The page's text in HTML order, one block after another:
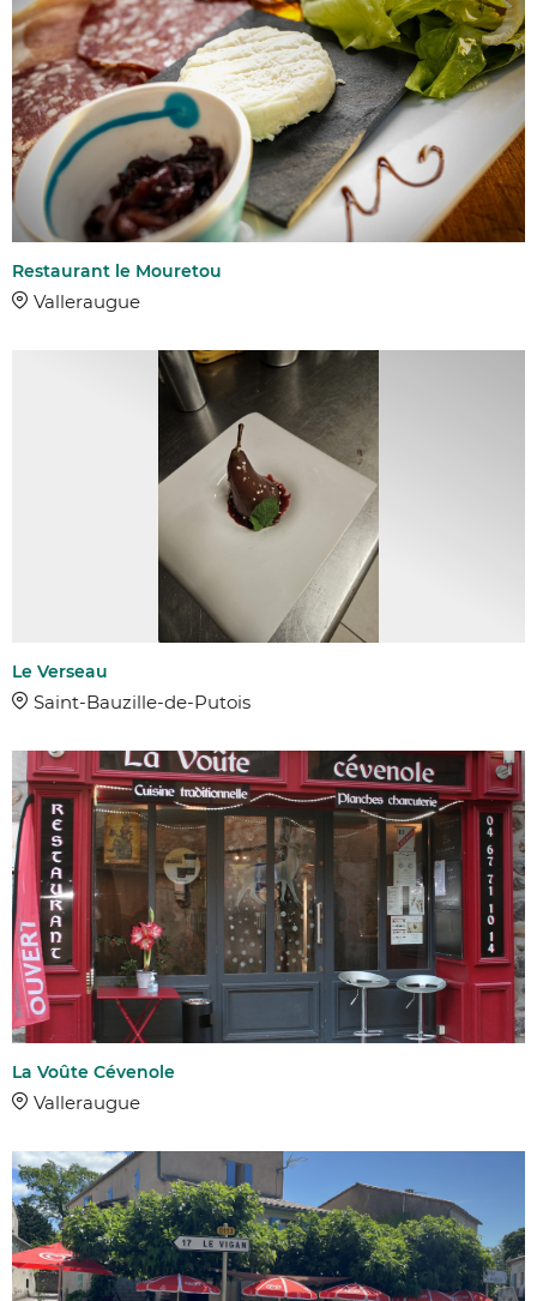
Restaurant le Mouretou
Valleraugue
Le Verseau
Saint-Bauzille-de-Putois
La Voûte Cévenole
Valleraugue